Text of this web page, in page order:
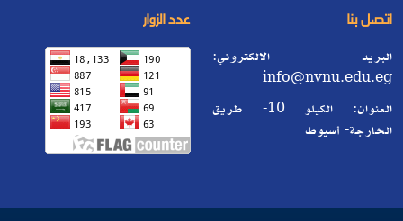
اتصل بنا
البريد الالكتروني:
info@nvnu.edu.eg
العنوان: الكيلو 10- طريق
الخارجة- أسيوط
عدد الزوار